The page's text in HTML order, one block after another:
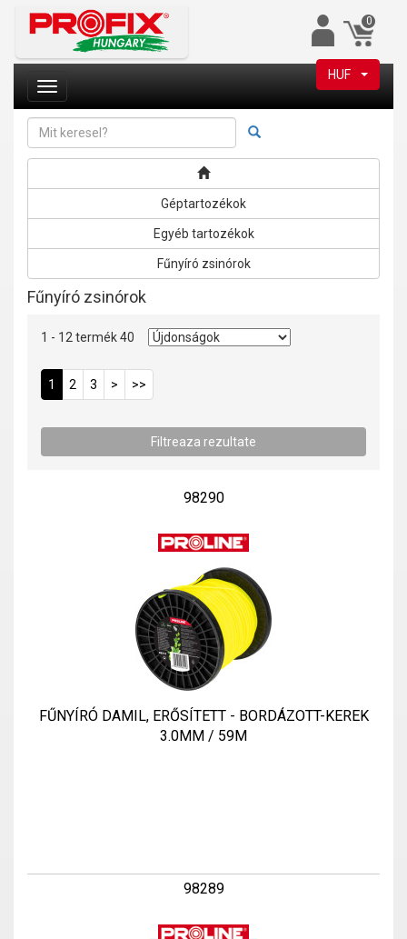
0
HUF
Géptartozékok
Egyéb tartozékok
Fűnyíró zsinórok
Fűnyíró zsinórok
1 - 12 termék 40
1 2 3 > >>
98290
FŰNYÍRÓ DAMIL, ERŐSÍTETT - BORDÁZOTT-KEREK
3.0MM / 59M
98289